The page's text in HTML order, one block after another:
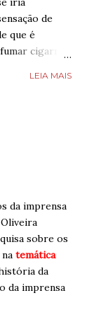
de
que é
cigarro.
de
estava
estava,
Um ano
Um
é escritor,
LEIA MAIS
da imprensa
sobre os
temática
da
da imprensa